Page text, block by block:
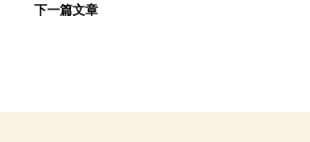
下一篇文章